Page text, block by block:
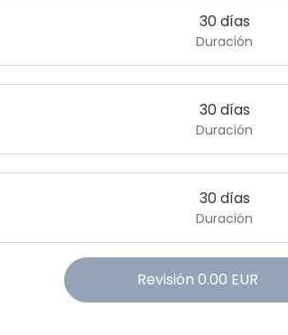
30 días
Duración
30 días
Duración
30 días
Duración
Revisión 0.00 EUR